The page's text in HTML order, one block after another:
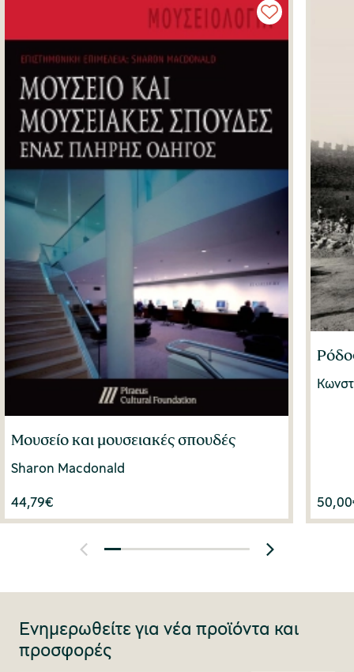
Μουσείο και μουσειακές σπουδές
Sharon Macdonald
44,79€ 50,00
Ενημερωθείτε για νέα προϊόντα και
προσφορές